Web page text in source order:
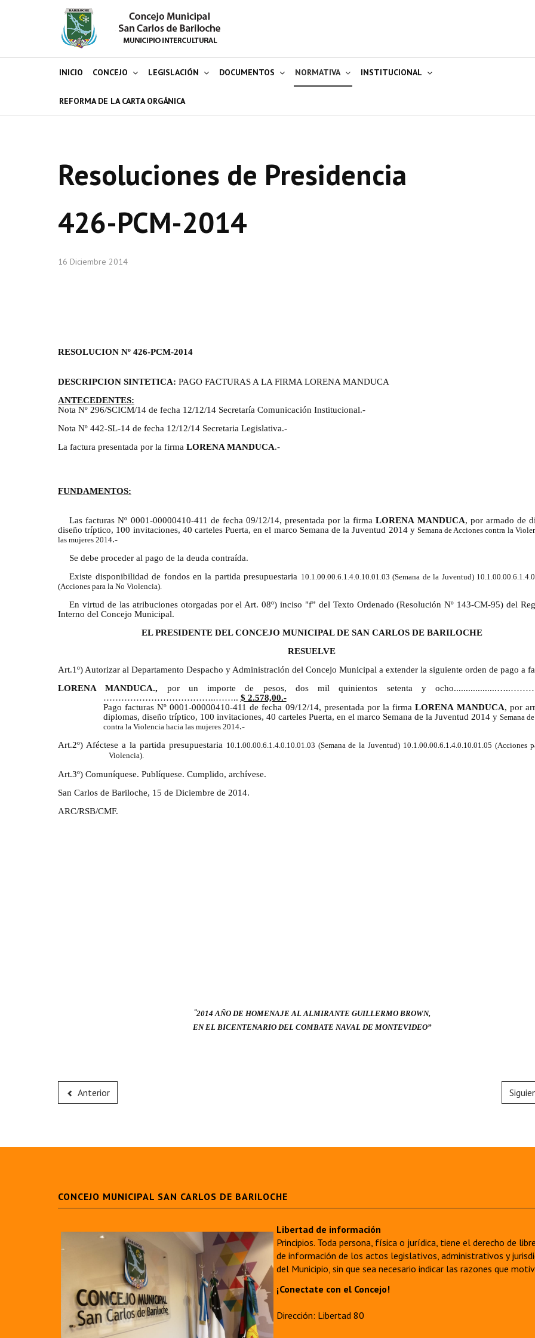
INICIO CONCEJO LEGISLACIÓN DOCUMENTOS NORMATIVA INSTITUCIONAL
REFORMA DE LA CARTA ORGÁNICA
Resoluciones de Presidencia
426-PCM-2014
16 Diciembre 2014
RESOLUCION Nº 426-PCM-2014
DESCRIPCION SINTETICA: PAGO FACTURAS A LA FIRMA LORENA MANDUCA
ANTECEDENTES:
Nota Nº 296/SCICM/14 de fecha 12/12/14 Secretaría Comunicación Institucional.-
Nota Nº 442-SL-14 de fecha 12/12/14 Secretaria Legislativa.-
La factura presentada por la firma LORENA MANDUCA.-
FUNDAMENTOS:
Las facturas Nº 0001-00000410-411 de fecha 09/12/14, presentada por la firmaLORENA MANDUCA, por armado de
diseño tríptico, 100 invitaciones, 40 carteles Puerta, en el marco Semana de la Juventud 2014 y Semana de Acciones contra la
las mujeres 2014.-
Se debe proceder al pago de la deuda contraída.
Existe disponibilidad de fondos en la partida presupuestaria 10.1.00.00.6.1.4.0.10.01.03 (Semana de la Juventud)
(Acciones para la No Violencia).
En virtud de las atribuciones otorgadas por el Art. 08º) inciso "f” del Texto Ordenado (Resolución Nº 143-CM-95) del
Interno del Concejo Municipal.
EL PRESIDENTE DEL CONCEJO MUNICIPAL DE SAN CARLOS DE BARILOCHE
RESUELVE
Art.1º) Autorizar al Departamento Despacho y Administración del Concejo Municipal a extender la siguiente orden de pago a
LORENA MANDUCA., por un importe de pesos, dos mil quinientos setenta y
………………………………..…….. $ 2.578,00.-
Pago facturas Nº 0001-00000410-411 de fecha 09/12/14, presentada por la firmaLORENA MANDUCA, por
diplomas, diseño tríptico, 100 invitaciones, 40 carteles Puerta, en el marco Semana de la Juventud 2014 y Semana
contra la Violencia hacia las mujeres 2014.-
Art.2º) Aféctese a la partida presupuestaria 10.1.00.00.6.1.4.0.10.01.03 (Semana de la Juventud) 10.1.00.00.6.1.4.0.10.01.05 (Acciones
Violencia).
Art.3º) Comuníquese. Publíquese. Cumplido, archívese.
San Carlos de Bariloche, 15 de Diciembre de 2014.
ARC/RSB/CMF.
“2014 AÑO DE HOMENAJE AL ALMIRANTE GUILLERMO BROWN,
EN EL BICENTENARIO DEL COMBATE NAVAL DE MONTEVIDEO”
Anterior
CONCEJO MUNICIPAL SAN CARLOS DE BARILOCHE
Libertad de información
Principios. Toda persona, física o jurídica, tiene el derecho de
de información de los actos legislativos, administrativos y
del Municipio, sin que sea necesario indicar las razones que
¡Conectate con el Concejo!
Dirección: Libertad 80